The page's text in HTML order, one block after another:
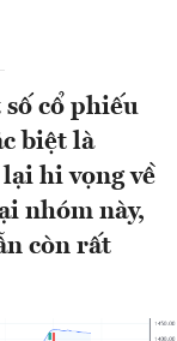
cổ phiếu
biệt là
hi vọng về
nhóm này,
còn rất